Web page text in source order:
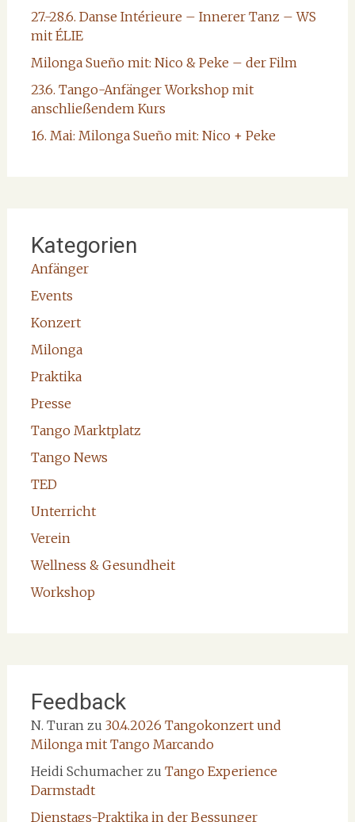
27.-28.6. Danse Intérieure – Innerer Tanz – WS
mit ÉLIE
Milonga Sueño mit: Nico & Peke – der Film
23.6. Tango-Anfänger Workshop mit
anschließendem Kurs
16. Mai: Milonga Sueño mit: Nico + Peke
Kategorien
Anfänger
Events
Konzert
Milonga
Praktika
Presse
Tango Marktplatz
Tango News
TED
Unterricht
Verein
Wellness & Gesundheit
Workshop
Feedback
N. Turan zu 30.4.2026 Tangokonzert und
Milonga mit Tango Marcando
Heidi Schumacherzu Tango Experience
Darmstadt
Dienstags-Praktika in der Bessunger